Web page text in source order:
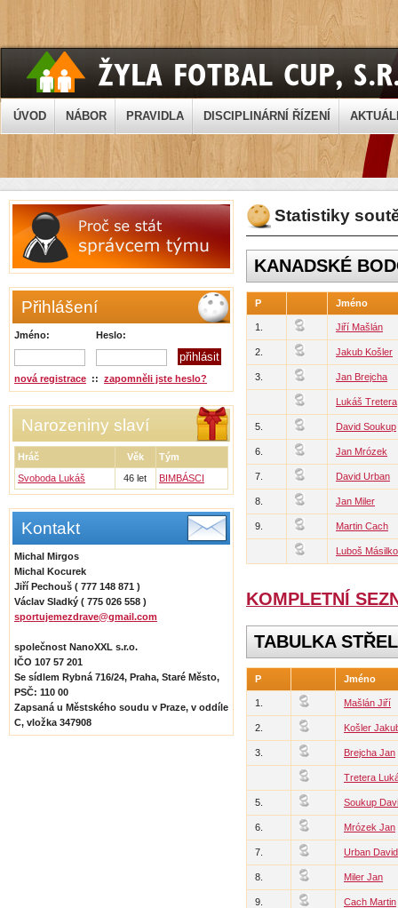
ÚVOD NÁBOR PRAVIDLA DISCIPLINÁRNÍ ŘÍZENÍ
Přihlášení
Jméno: Heslo:
nová registrace :: zapomněli jste heslo?
Narozeniny slaví
Hráč Věk
Tým
Svoboda Lukáš
46 let BIMBÁSCI
Kontakt
Michal Mirgos
Michal Kocurek
Jiří Pechouš ( 777 148 871 )
Václav Sladký ( 775 026 558 )
sportujemezdrave@gmail.com
společnost NanoXXL s.r.o.
IČO 107 57 201
Se sídlem Rybná 716/24, Praha, Staré Město,
PSČ: 110 00
Zapsaná u Městského soudu v Praze, v oddíle
C, vložka 347908
Statistiky
KANADSKÉ
P Jméno
1. Jiří Mašlán
2. Jakub Košler
3. Jan Brejcha
Lukáš Tretera
5. David Soukup
6. Jan Mrózek
7. David Urban
8. Jan Miler
9. Martin Cach
Luboš Másilko
KOMPLETNÍ
TABULKA
P Jméno
1. Mašlán Jiří
2. Košler
3. Brejcha Jan
Tretera
5. Soukup
6. Mrózek Jan
7. Urban David
8. Miler Jan
9. Cach Martin